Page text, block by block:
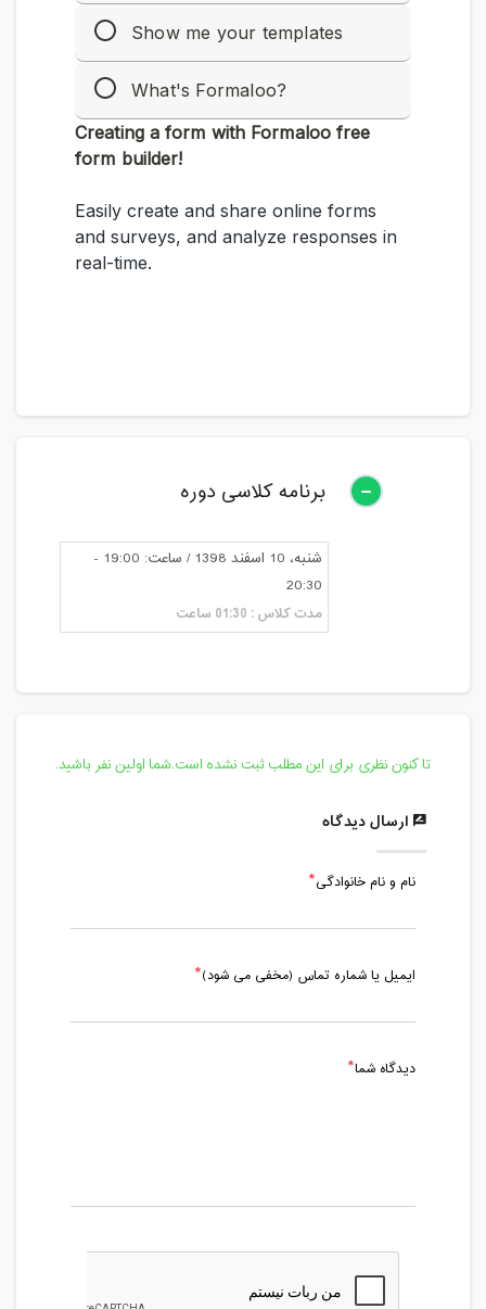
برنامه کلاسی دوره
شنبه، 10 اسفند 1398 / ساعت: 19:00 -
20:30
مدت کلاس : 01:30 ساعت
تا کنون نظری برای این مطلب ثبت نشده است.شما اولین نفر باشید.
ارسال دیدگاه
نام و نام خانوادگی
ایمیل یا شماره تماس (مخفی می شود)
دیدگاه شما